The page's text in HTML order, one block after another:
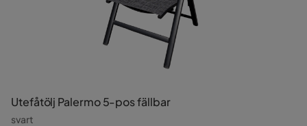
Utefåtölj Palermo 5-pos fällbar
svart